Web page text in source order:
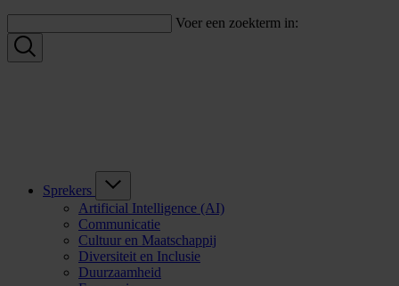
Voer een zoekterm in:
Sprekers
Artificial Intelligence (AI)
Communicatie
Cultuur en Maatschappij
Diversiteit en Inclusie
Duurzaamheid